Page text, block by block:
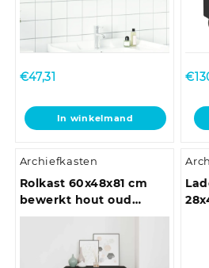
€47,31
In winkelmand
€
Dit
Archiefkasten
Rolkast 60x48x81 cm
bewerkt hout oud
houtkleurig